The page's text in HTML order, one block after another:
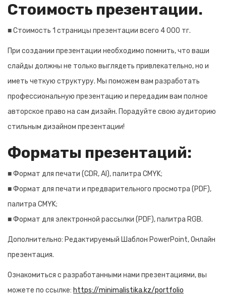
Стоимость презентации.
■ Стоимость 1 страницы презентации всего 4 000 тг.
При создании презентации необходимо помнить, что ваши
слайды должны не только выглядеть привлекательно, но и
иметь четкую структуру. Мы поможем вам разработать
профессиональную презентацию и передадим вам полное
авторское право на сам дизайн. Порадуйте свою аудиторию
стильным дизайном презентации!
Форматы презентаций:
■ Формат для печати (CDR, AI), палитра CMYK;
■ Формат для печати и предварительного просмотра (PDF),
палитра CMYK;
■ Формат для электронной рассылки (PDF), палитра RGB.
Дополнительно: Редактируемый Шаблон PowerPoint, Онлайн
презентация.
Ознакомиться с разработанными нами презентациями, вы
можете по ссылке: https://minimalistika.kz/portfolio